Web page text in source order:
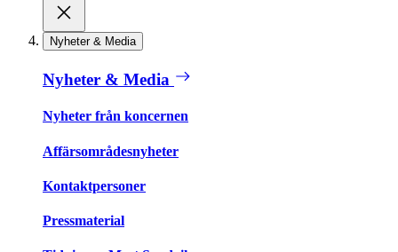
Nyheter & Media
Nyheter & Media
Nyheter från koncernen
Affärsområdesnyheter
Kontaktpersoner
Pressmaterial